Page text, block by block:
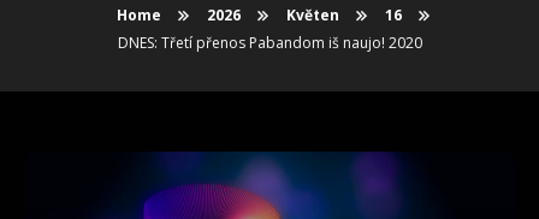
Home 2026 Květen
16
DNES: Třetí přenos Pabandom iš naujo! 2020